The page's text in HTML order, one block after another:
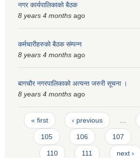
नगर कार्यपालिकाको बैठक
8 years 4 months ago
कर्मचारीहरुको बैठक संम्पन्न
8 years 4 months ago
बागचौर नगरपालिकाको अत्यन्त जरुरी सूचना ।
8 years 4 months ago
Pages
« first ‹ previous …
105 106 107
110 111 next ›